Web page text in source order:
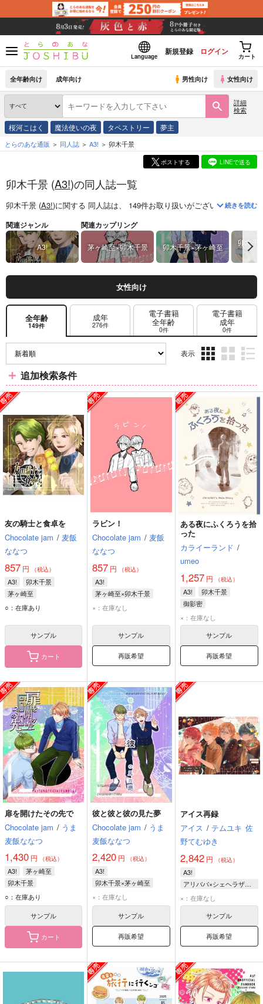
Language
新規登録 ログイン
カート
全年齢向け 成年向け 男性向け 女性向け
詳細
検索
桜河こはく 魔法使いの夜 タペストリー 夢主
とらのあな通販 同人誌 A3! 卯木千景
ポストする LINEで送る
卯木千景 (A3!)の同人誌一覧
卯木千景 (A3!)に関する 同人誌は、 149件お取り扱いがございます。「友
続きを読む
関連ジャンル
A3!
関連カップリング
茅ヶ崎至×卯木千景 卯木千景×茅ヶ崎至 卯木千
女性向け
全年齢
149件
成年
276件
電子書籍
全年齢
0件
電子書籍
成年
0件
表示
ム
表
ム
表
ム
表
追加検索条件
友の騎士と食卓を
Chocolate jam / 麦飯
ななつ
857 円 （税込）
A3!
卯木千景
茅ヶ崎至
○：在庫あり
サンプル
カート
ラビン！
Chocolate jam / 麦飯
ななつ
857 円 （税込）
A3!
茅ヶ崎至×卯木千景
茅ヶ崎至
×：在庫なし
サンプル
再販希望
ある夜にふくろうを拾
った
カライーランド /
umeo
1,257円 （税込）
A3!
卯木千景
御影密
×：在庫なし
サンプル
再販希望
扉を開けたその先で
Chocolate jam / うま
麦飯ななつ
1,430 円 （税込）
A3!
茅ヶ崎至
卯木千景
○：在庫あり
サンプル
カート
彼と彼と彼の見た夢
Chocolate jam / うま
麦飯ななつ
2,420 円 （税込）
A3!
卯木千景×茅ヶ崎至
卯木千景
×：在庫なし
サンプル
再販希望
アイス再録
アイス / テムユキ 佐
野てむゆき
2,842円 （税込）
A3!
アリババ×シェヘラザード
卯木千景
摂津万里
×：在庫なし
サンプル
再販希望